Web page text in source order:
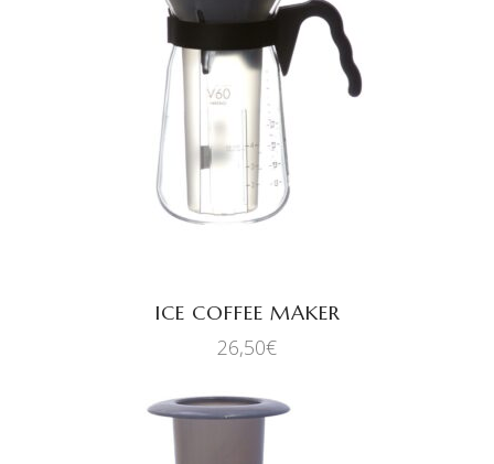
AJOUTER AU PANIER
ICE COFFEE MAKER
26,50€